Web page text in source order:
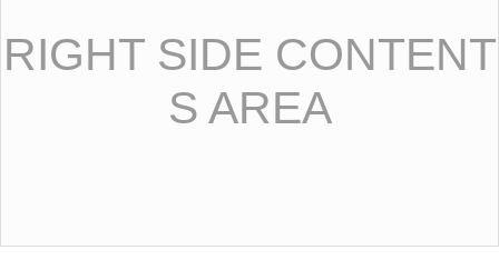
RIGHT SIDE CONTENT
S AREA